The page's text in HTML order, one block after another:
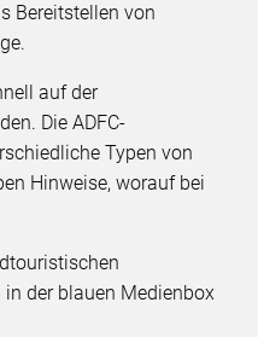
Bereitstellen von
auf der
Die ADFC-
Typen von
Hinweise, worauf bei
der blauen Medienbox